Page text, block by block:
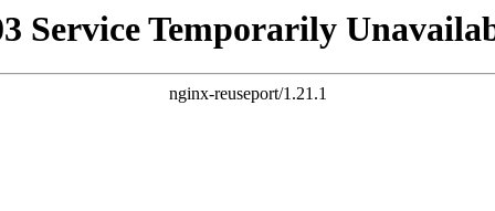
Service Temporarily
nginx-reuseport/1.21.1